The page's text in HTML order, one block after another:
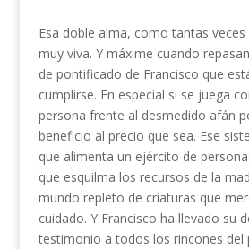
Esa doble alma, como tantas
muy viva. Y máxime cuando
de pontificado de Francisco que
cumplirse. En especial si se juega
persona frente al desmedido afán
beneficio al precio que sea. Ese
que alimenta un ejército de
que esquilma los recursos de la
mundo repleto de criaturas que
cuidado. Y Francisco ha llevado su
testimonio a todos los rincones del